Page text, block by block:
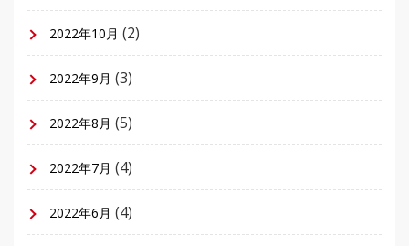
2022年10月 (2)
2022年9月 (3)
2022年8月 (5)
2022年7月 (4)
2022年6月 (4)